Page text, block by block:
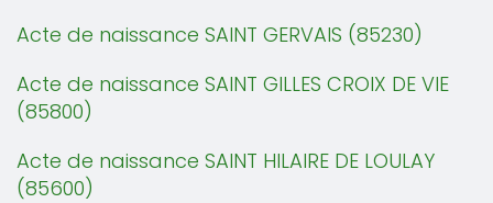
Acte de naissance SAINT GERVAIS (85230)
Acte de naissance SAINT GILLES CROIX DE VIE
(85800)
Acte de naissance SAINT HILAIRE DE LOULAY
(85600)